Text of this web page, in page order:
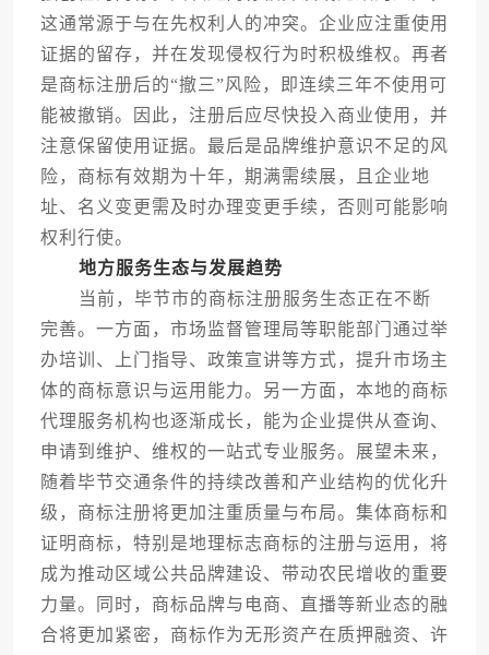
这通常源于与在先权利人的冲突。企业应注重使用
证据的留存，并在发现侵权行为时积极维权。再者
是商标注册后的“撤三”风险，即连续三年不使用可
能被撤销。因此，注册后应尽快投入商业使用，并
注意保留使用证据。最后是品牌维护意识不足的风
险，商标有效期为十年，期满需续展，且企业地
址、名义变更需及时办理变更手续，否则可能影响
权利行使。
地方服务生态与发展趋势
当前，毕节市的商标注册服务生态正在不断
完善。一方面，市场监督管理局等职能部门通过举
办培训、上门指导、政策宣讲等方式，提升市场主
体的商标意识与运用能力。另一方面，本地的商标
代理服务机构也逐渐成长，能为企业提供从查询、
申请到维护、维权的一站式专业服务。展望未来，
随着毕节交通条件的持续改善和产业结构的优化升
级，商标注册将更加注重质量与布局。集体商标和
证明商标，特别是地理标志商标的注册与运用，将
成为推动区域公共品牌建设、带动农民增收的重要
力量。同时，商标品牌与电商、直播等新业态的融
合将更加紧密，商标作为无形资产在质押融资、许